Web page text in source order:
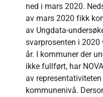
ned i mars 2020.
av mars 2020 fikk
av Ungdata-
svarprosenten i 2020
år. I kommuner der
ikke fullført, har
av
kommunenivå.